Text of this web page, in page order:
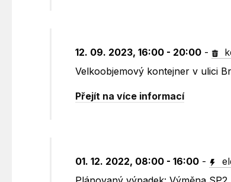
12. 09. 2023, 16:00 - 20:00 -
Velkoobjemový kontejner v ulici
Přejít na více informací
01. 12. 2022, 08:00 - 16:00 -